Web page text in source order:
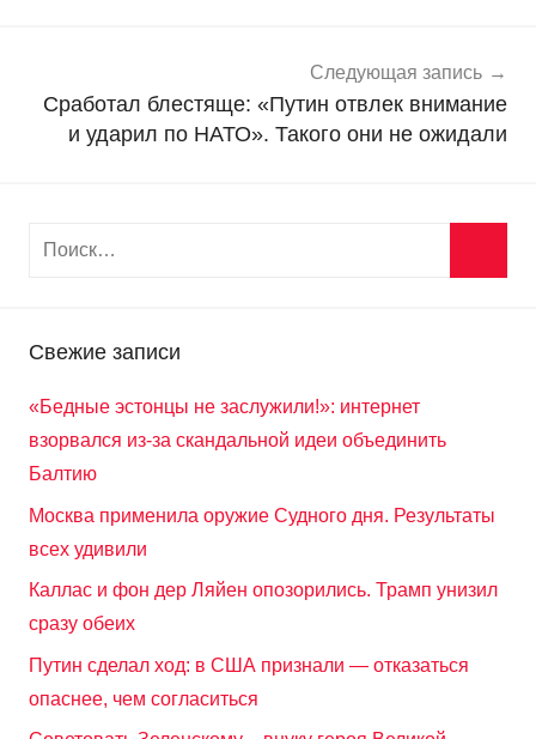
Следующая запись
Сработал блестяще: «Путин отвлек внимание
и ударил по НАТО». Такого они не ожидали
Свежие записи
«Бедные эстонцы не заслужили!»: интернет
взорвался из-за скандальной идеи объединить
Балтию
Москва применила оружие Судного дня. Результаты
всех удивили
Каллас и фон дер Ляйен опозорились. Трамп унизил
сразу обеих
Путин сделал ход: в США признали — отказаться
опаснее, чем согласиться